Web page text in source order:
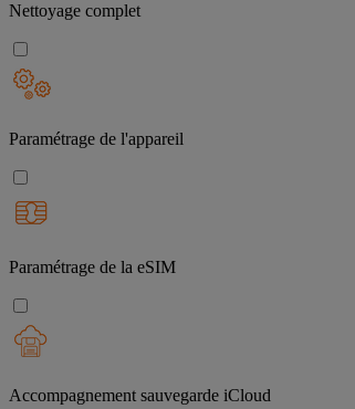
Nettoyage complet
Paramétrage de l'appareil
Paramétrage de la eSIM
Accompagnement sauvegarde iCloud